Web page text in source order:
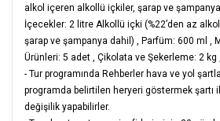
alkol içeren alkollü içkiler, şarap ve
İçecekler: 2 litre Alkollü içki (%22’den az
şarap ve şampanya dahil) , Parfüm: 600 ml ,
Ürünleri: 5 adet , Çikolata ve Şekerleme: 2 kg ,
- Tur programında Rehberler hava ve yol
programda belirtilen heryeri göstermek şartı
değişilik yapabilirler.